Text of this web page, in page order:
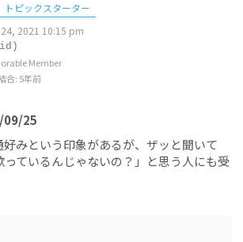
トピックスターター
2021 10:15 pm
Member
合: 5年前
09/25
好みという印象があるが、ザッと聞いて
っているんじゃないの？」と思う人にも受